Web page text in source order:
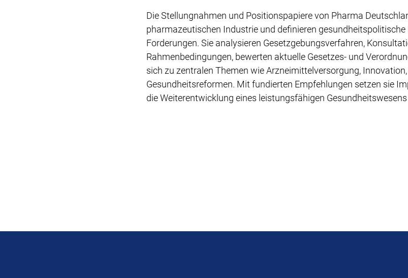
Die Stellungnahmen und Positionspapiere von Pharma
pharmazeutischen Industrie und definieren
Forderungen. Sie analysieren Gesetzgebungsverfahren,
Rahmenbedingungen, bewerten aktuelle Gesetzes- und
sich zu zentralen Themen wie Arzneimittelversorgung,
Gesundheitsreformen. Mit fundierten Empfehlungen setzen sie
die Weiterentwicklung eines leistungsfähigen